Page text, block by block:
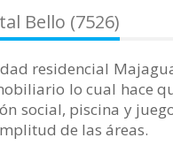
Bello (7526)
residencial
lo cual hace
social, piscina y
de las áreas.